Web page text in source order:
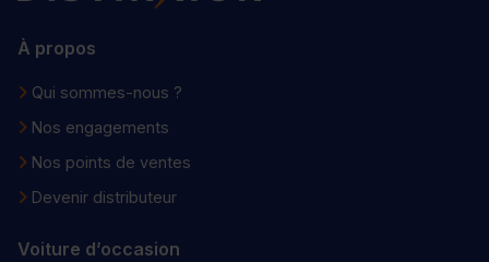
À propos
Qui sommes-nous ?
Nos engagements
Nos points de ventes
Devenir distributeur
Voiture d’occasion